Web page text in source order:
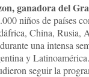
ganadora del
niños de países
China, Rusia,
una intensa
y
seguir la